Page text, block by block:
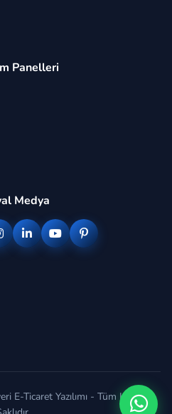
Panelleri
Medya
Ticaret Yazılımı - Tüm Hakları